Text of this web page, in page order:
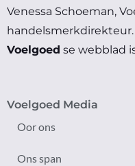
Venessa Schoeman,
handelsmerkdirekteur.
Voelgoed se webblad
Voelgoed Media
Oor ons
Ons span